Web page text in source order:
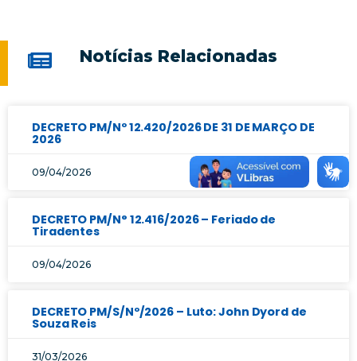
Notícias Relacionadas
DECRETO PM/Nº 12.420/2026 DE 31 DE MARÇO DE
2026
09/04/2026
DECRETO PM/N° 12.416/2026 – Feriado de
Tiradentes
09/04/2026
DECRETO PM/S/Nº/2026 – Luto: John Dyord de
Souza Reis
31/03/2026